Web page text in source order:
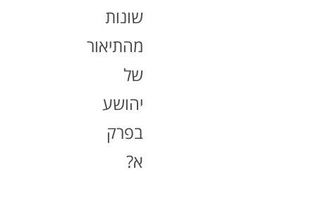
שונות
מהתיאור
של
יהושע
בפרק
א?